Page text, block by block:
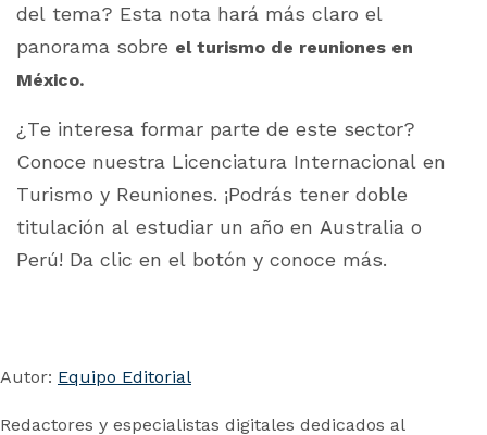
del tema? Esta nota hará más claro el
panorama sobre el turismo de reuniones en
México.
¿Te interesa formar parte de este sector?
Conoce nuestra Licenciatura Internacional en
Turismo y Reuniones. ¡Podrás tener doble
titulación al estudiar un año en Australia o
Perú! Da clic en el botón y conoce más.
Autor: Equipo Editorial
Redactores y especialistas digitales dedicados al